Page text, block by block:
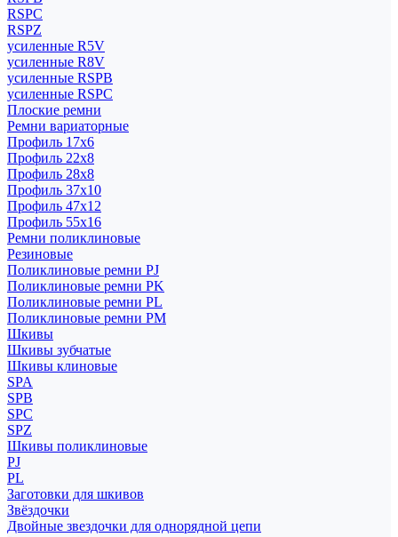
RSPC
RSPZ
усиленные R5V
усиленные R8V
усиленные RSPB
усиленные RSPC
Плоские ремни
Ремни вариаторные
Профиль 17x6
Профиль 22x8
Профиль 28x8
Профиль 37x10
Профиль 47x12
Профиль 55x16
Ремни поликлиновые
Резиновые
Поликлиновые ремни PJ
Поликлиновые ремни PK
Поликлиновые ремни PL
Поликлиновые ремни PM
Шкивы
Шкивы зубчатые
Шкивы клиновые
SPA
SPB
SPC
SPZ
Шкивы поликлиновые
PJ
PL
Заготовки для шкивов
Звёздочки
Двойные звездочки для однорядной цепи